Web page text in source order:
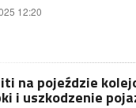
12:20
na pojeździe
i uszkodzenie